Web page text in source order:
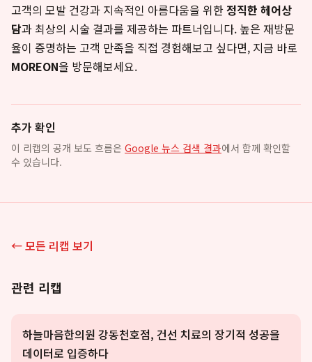
고객의 모발 건강과 지속적인 아름다움을 위한정직한 헤어상
담과 최상의 시술 결과를 제공하는 파트너입니다. 높은 재방문
율이 증명하는 고객 만족을 직접 경험해보고 싶다면, 지금 바로
MOREON을 방문해보세요.
추가 확인
이 리캡의 공개 보도 흐름은 Google 뉴스 검색 결과에서 함께 확인할
수 있습니다.
← 모든 리캡 보기
관련 리캡
하늘마음한의원 강동천호점, 건선 치료의 장기적 성공을
데이터로 입증하다